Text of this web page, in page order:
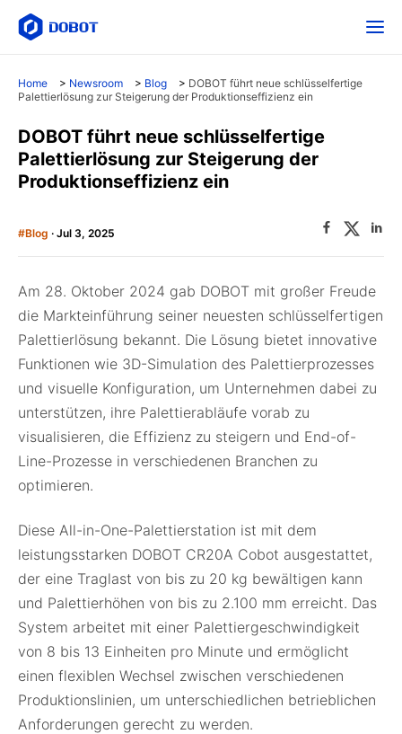
Home > Newsroom > Blog > DOBOT führt neue schlüsselfertige
Palettierlösung zur Steigerung der Produktionseffizienz ein
DOBOT führt neue schlüsselfertige
Palettierlösung zur Steigerung der
Produktionseffizienz ein
#Blog · Jul 3, 2025
Am 28. Oktober 2024 gab DOBOT mit großer Freude
die Markteinführung seiner neuesten schlüsselfertigen
Palettierlösung bekannt. Die Lösung bietet innovative
Funktionen wie 3D-Simulation des Palettierprozesses
und visuelle Konfiguration, um Unternehmen dabei zu
unterstützen, ihre Palettierabläufe vorab zu
visualisieren, die Effizienz zu steigern und End-of-
Line-Prozesse in verschiedenen Branchen zu
optimieren.
Diese All-in-One-Palettierstation ist mit dem
leistungsstarken DOBOT CR20A Cobot ausgestattet,
der eine Traglast von bis zu 20 kg bewältigen kann
und Palettierhöhen von bis zu 2.100 mm erreicht. Das
System arbeitet mit einer Palettiergeschwindigkeit
von 8 bis 13 Einheiten pro Minute und ermöglicht
einen flexiblen Wechsel zwischen verschiedenen
Produktionslinien, um unterschiedlichen betrieblichen
Anforderungen gerecht zu werden.